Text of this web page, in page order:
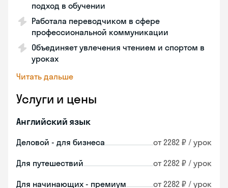
подход в обучении
Работала переводчиком в сфере
профессиональной коммуникации
Объединяет увлечения чтением и спортом в
уроках
Читать дальше
Услуги и цены
Английский язык
Деловой - для бизнеса от 2282 ₽ / урок
Для путешествий от 2282 ₽ / урок
Для начинающих - премиум от 2282 ₽ / урок